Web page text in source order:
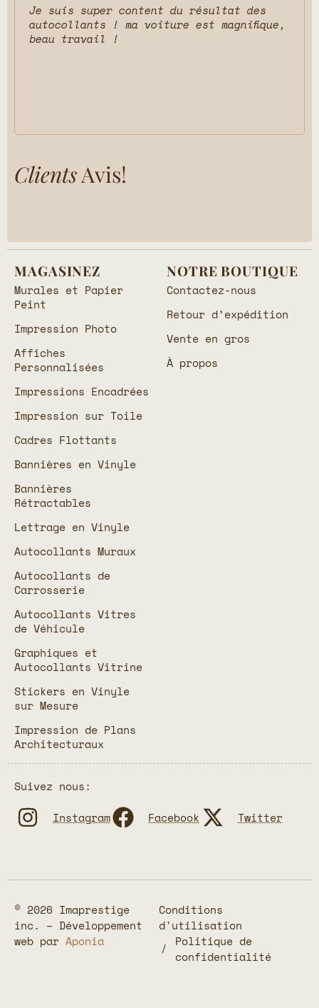
Je suis super content du résultat des
autocollants ! ma voiture est magnifique,
beau travail !
ClientsAvis!
MAGASINEZ
Murales et Papier
Peint
Impression Photo
Affiches
Personnalisées
Impressions Encadrées
Impression sur Toile
Cadres Flottants
Bannières en Vinyle
Bannières
Rétractables
Lettrage en Vinyle
Autocollants Muraux
Autocollants de
Carrosserie
Autocollants Vitres
de Véhicule
Graphiques et
Autocollants Vitrine
Stickers en Vinyle
sur Mesure
Impression de Plans
Architecturaux
NOTRE BOUTIQUE
Contactez-nous
Retour d’expédition
Vente en gros
À propos
Suivez nous:
Instagram
Facebook Twitter
© 2026 Imaprestige
inc. – Développement
web par Aponia
Conditions
d'utilisation
Politique de
confidentialité